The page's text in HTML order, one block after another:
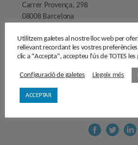
Carrer Provença, 298
08008 Barcelona
comunicaciocc@cercledecultura.org
Avís legal
Utilitzem galetes al nostre lloc web per
rellevant recordant les vostres
clic a "Accepta", accepteu l'ús de TOTES les
Configuració de galetes Llegeix més
ACCEPTAR